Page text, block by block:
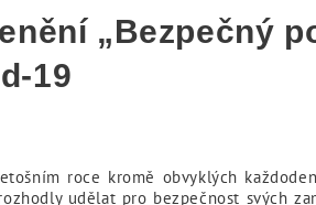
„Bezpečný
19
roce kromě obvyklých
udělat pro bezpečnost svých